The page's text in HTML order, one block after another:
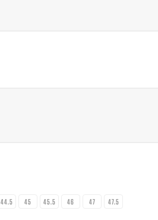
44.5 45 45.5 46 47 47.5